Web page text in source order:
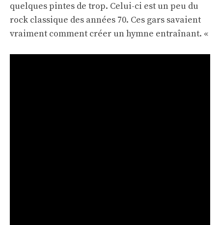
quelques pintes de trop. Celui-ci est un peu du
rock classique des années 70. Ces gars savaient
vraiment comment créer un hymne entraînant. «